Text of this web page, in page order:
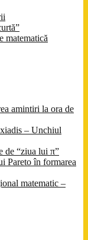
matematică
amintiri la ora de
– Unchiul
de “ziua lui π”
Pareto în formarea
matematic –